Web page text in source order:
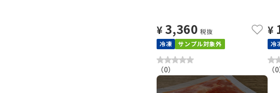
¥ 3,360 税抜
冷凍
サンプル対象外
（0）
¥
冷
（0